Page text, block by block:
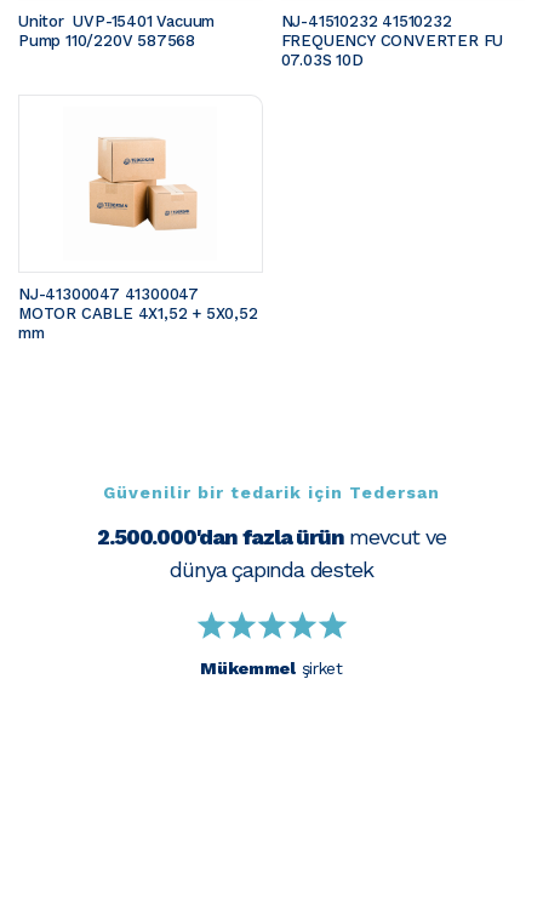
Unitor  UVP-15401 Vacuum
Pump 110/220V 587568
NJ-41510232 41510232
FREQUENCY CONVERTER FU
07.03S 10D
NJ-41300047 41300047
MOTOR CABLE 4X1,52 + 5X0,52
mm
Güvenilir bir tedarik için Tedersan
2.500.000'dan fazla ürünmevcut ve
dünya çapında destek
Mükemmelşirket